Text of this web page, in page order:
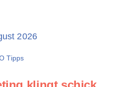
2026
Tipps